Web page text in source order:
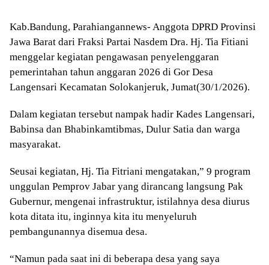
Kab.Bandung, Parahiangannews- Anggota DPRD Provinsi
Jawa Barat dari Fraksi Partai Nasdem Dra. Hj. Tia Fitiani
menggelar kegiatan pengawasan penyelenggaran
pemerintahan tahun anggaran 2026 di Gor Desa
Langensari Kecamatan Solokanjeruk, Jumat(30/1/2026).
Dalam kegiatan tersebut nampak hadir Kades Langensari,
Babinsa dan Bhabinkamtibmas, Dulur Satia dan warga
masyarakat.
Seusai kegiatan, Hj. Tia Fitriani mengatakan,” 9 program
unggulan Pemprov Jabar yang dirancang langsung Pak
Gubernur, mengenai infrastruktur, istilahnya desa diurus
kota ditata itu, inginnya kita itu menyeluruh
pembangunannya disemua desa.
“Namun pada saat ini di beberapa desa yang saya